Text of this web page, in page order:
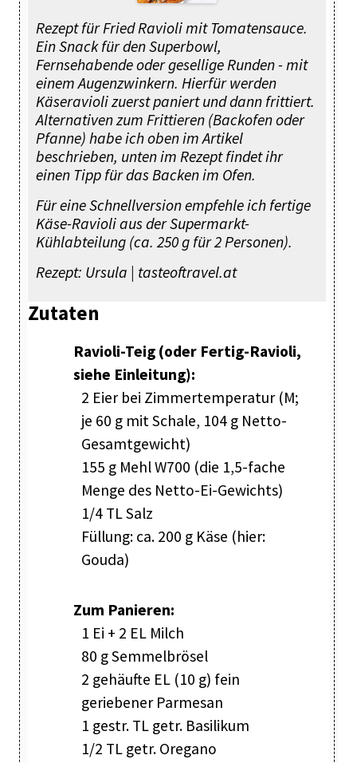
Rezept für Fried Ravioli mit Tomatensauce.
Ein Snack für den Superbowl,
Fernsehabende oder gesellige Runden - mit
einem Augenzwinkern. Hierfür werden
Käseravioli zuerst paniert und dann frittiert.
Alternativen zum Frittieren (Backofen oder
Pfanne) habe ich oben im Artikel
beschrieben, unten im Rezept findet ihr
einen Tipp für das Backen im Ofen.
Für eine Schnellversion empfehle ich fertige
Käse-Ravioli aus der Supermarkt-
Kühlabteilung (ca. 250 g für 2 Personen).
Rezept: Ursula | tasteoftravel.at
Zutaten
Ravioli-Teig (oder Fertig-Ravioli,
siehe Einleitung):
2 Eier bei Zimmertemperatur (M;
je 60 g mit Schale, 104 g Netto-
Gesamtgewicht)
155 g Mehl W700 (die 1,5-fache
Menge des Netto-Ei-Gewichts)
1/4 TL Salz
Füllung: ca. 200 g Käse (hier:
Gouda)
Zum Panieren:
1 Ei + 2 EL Milch
80 g Semmelbrösel
2 gehäufte EL (10 g) fein
geriebener Parmesan
1 gestr. TL getr. Basilikum
1/2 TL getr. Oregano